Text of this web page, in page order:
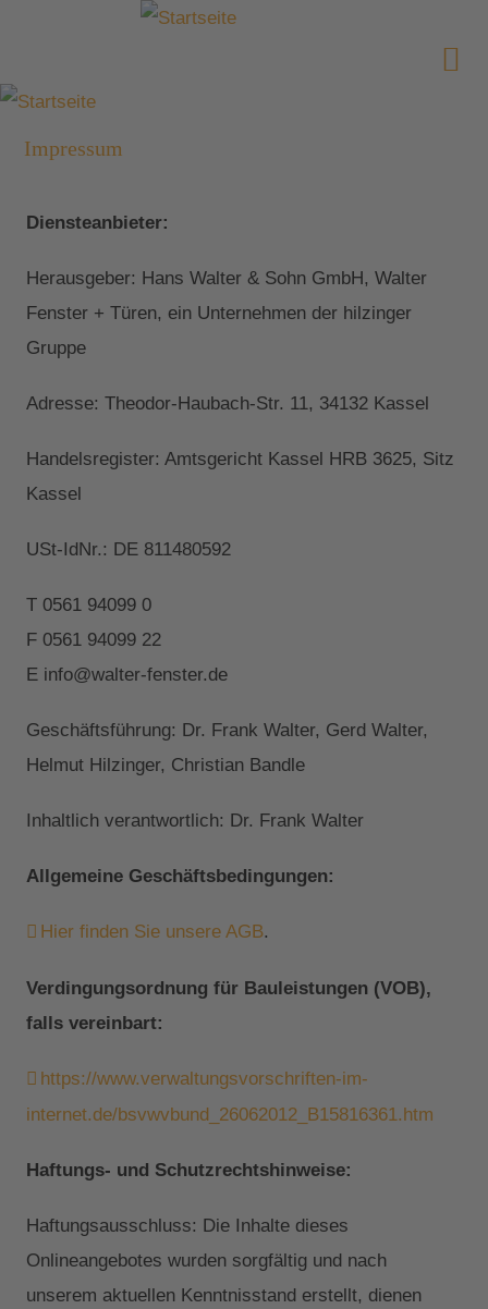
Impressum
Diensteanbieter:
Herausgeber: Hans Walter & Sohn GmbH, Walter
Fenster + Türen, ein Unternehmen der hilzinger
Gruppe
Adresse: Theodor-Haubach-Str. 11, 34132 Kassel
Handelsregister: Amtsgericht Kassel HRB 3625, Sitz
Kassel
USt-IdNr.: DE 811480592
T 0561 94099 0
F 0561 94099 22
E info@walter-fenster.de
Geschäftsführung: Dr. Frank Walter, Gerd Walter,
Helmut Hilzinger, Christian Bandle
Inhaltlich verantwortlich: Dr. Frank Walter
Allgemeine Geschäftsbedingungen:
Hier finden Sie unsere AGB.
Verdingungsordnung für Bauleistungen (VOB),
falls vereinbart:
https://www.verwaltungsvorschriften-im-
internet.de/bsvwvbund_26062012_B15816361.htm
Haftungs- und Schutzrechtshinweise:
Haftungsausschluss: Die Inhalte dieses
Onlineangebotes wurden sorgfältig und nach
unserem aktuellen Kenntnisstand erstellt, dienen